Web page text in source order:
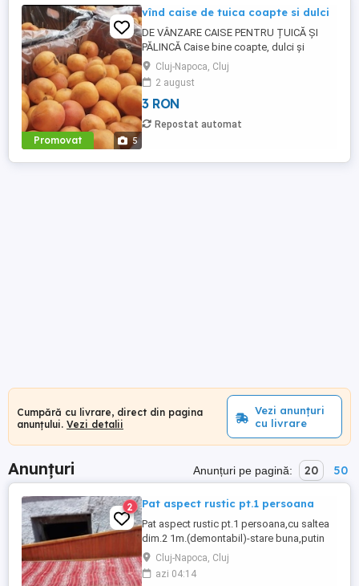
Promovat 5
vînd caise de tuica coapte si dulci
DE VÂNZARE CAISE PENTRU ȚUICĂ ȘI
PĂLINCĂ Caise bine coapte, dulci și
aromate, perfecte pentru țuică și pălincă
de casă. Calitate bună Potrivite pentru
fermentare Cantități disponibile la cerere
Preț avantajos Livrare online toată țara
gratuit Pentru detalii și comenzi sunați
Cluj-Napoca, Cluj
2 august
3 RON
Repostat automat
Cumpără cu livrare, direct din pagina
anunțului. Vezi detalii
Vezi anunțuri
cu livrare
Anunțuri Anunțuri pe pagină: 20 50
2 Pat aspect rustic pt.1 persoana
Pat aspect rustic pt.1 persoana,cu saltea
dim.2 1m.(demontabil)-stare buna,putin
folosit.Patul este la TURDA.
Cluj-Napoca, Cluj
azi 04:14